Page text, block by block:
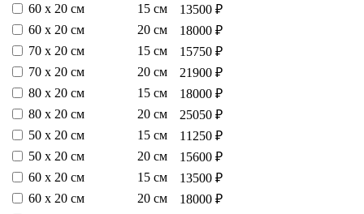
60 х 20 см
15 см
13500 ₽
60 х 20 см
20 см
18000 ₽
70 х 20 см
15 см
15750 ₽
70 х 20 см
20 см
21900 ₽
80 х 20 см
15 см
18000 ₽
80 х 20 см
20 см
25050 ₽
50 х 20 см
15 см
11250 ₽
50 х 20 см
20 см
15600 ₽
60 х 20 см
15 см
13500 ₽
60 х 20 см
20 см
18000 ₽